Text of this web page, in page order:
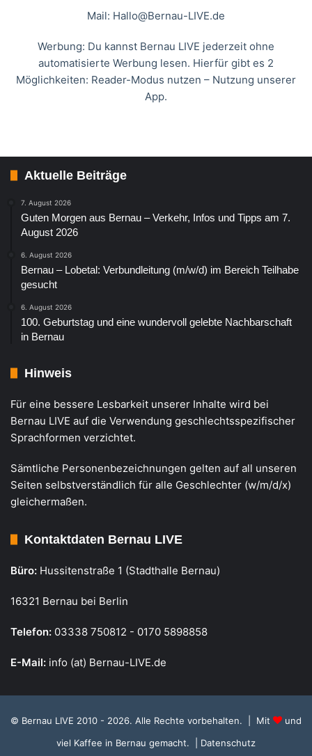
Mail: Hallo@Bernau-LIVE.de
Werbung: Du kannst Bernau LIVE jederzeit ohne
automatisierte Werbung lesen. Hierfür gibt es 2
Möglichkeiten: Reader-Modus nutzen – Nutzung unserer
App.
Aktuelle Beiträge
7. August 2026
Guten Morgen aus Bernau – Verkehr, Infos und Tipps am 7.
August 2026
6. August 2026
Bernau – Lobetal: Verbundleitung (m/w/d) im Bereich Teilhabe
gesucht
6. August 2026
100. Geburtstag und eine wundervoll gelebte Nachbarschaft
in Bernau
Hinweis
Für eine bessere Lesbarkeit unserer Inhalte wird bei
Bernau LIVE auf die Verwendung geschlechtsspezifischer
Sprachformen verzichtet.
Sämtliche Personenbezeichnungen gelten auf all unseren
Seiten selbstverständlich für alle Geschlechter (w/m/d/x)
gleichermaßen.
Kontaktdaten Bernau LIVE
Büro: Hussitenstraße 1 (Stadthalle Bernau)
16321 Bernau bei Berlin
Telefon: 03338 750812 - 0170 5898858
E-Mail: info (at) Bernau-LIVE.de
© Bernau LIVE 2010 - 2026. Alle Rechte vorbehalten. | Mit
und
viel Kaffee in Bernau gemacht.
| Datenschutz